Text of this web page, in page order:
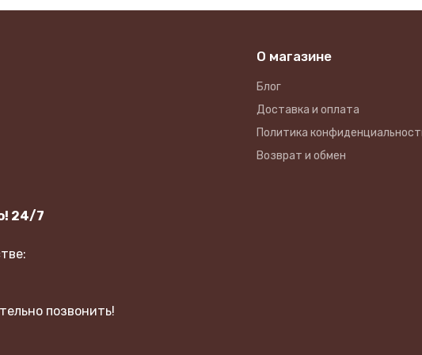
24/7
позвонить!
О магазине
Блог
Доставка и оплата
Политика
Возврат и обмен